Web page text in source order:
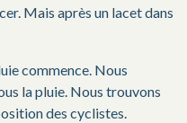
Mais après un lacet dans
commence. Nous
la pluie. Nous trouvons
des cyclistes.